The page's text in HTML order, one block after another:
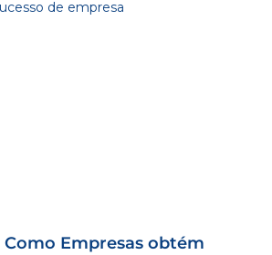
Como Empresas obtém